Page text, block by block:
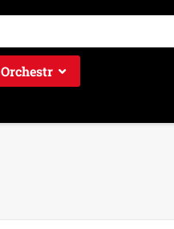
Orchestr